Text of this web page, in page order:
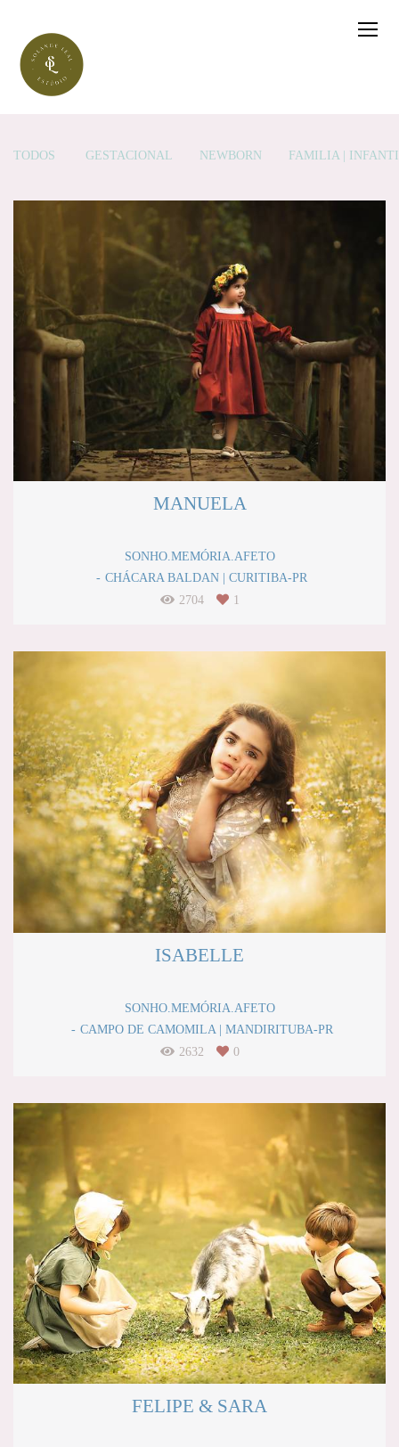
TODOS GESTACIONAL NEWBORN FAMÍLIA |
MANUELA
SONHO.MEMÓRIA.AFETO
CHÁCARA BALDAN | CURITIBA-PR
2704
1
ISABELLE
SONHO.MEMÓRIA.AFETO
CAMPO DE CAMOMILA | MANDIRITUBA-PR
2632
0
FELIPE & SARA